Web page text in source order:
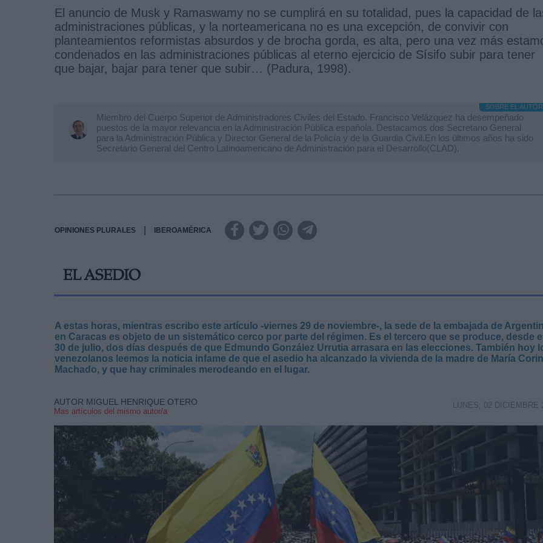
El anuncio de Musk y Ramaswamy no se cumplirá en su totalidad, pues la capacidad de
administraciones públicas, y la norteamericana no es una excepción, de convivir con
planteamientos reformistas absurdos y de brocha gorda, es alta, pero una vez más
condenados en las administraciones públicas al eterno ejercicio de Sísifo subir para tener
que bajar, bajar para tener que subir… (Padura, 1998).
SOBRE EL AUTOR
Miembro del Cuerpo Superior de Administradores Civiles del Estado. Francisco Velázquez ha desempeñado
puestos de la mayor relevancia en la Administración Pública española. Destacamos dos Secretario General
para la Administración Pública y Director General de la Policía y de la Guardia Civil.En los últimos años ha sido
Secretario General del Centro Latinoamericano de Administración para el Desarrollo(CLAD).
OPINIONES PLURALES IBEROAMÉRICA
EL ASEDIO
A estas horas, mientras escribo este artículo -viernes 29 de noviembre-, la sede de la embajada de
en Caracas es objeto de un sistemático cerco por parte del régimen. Es el tercero que se produce, desde
30 de julio, dos días después de que Edmundo González Urrutia arrasara en las elecciones. También hoy
venezolanos leemos la noticia infame de que el asedio ha alcanzado la vivienda de la madre de María
Machado, y que hay criminales merodeando en el lugar.
AUTOR MIGUEL HENRIQUE OTERO
Mas artículos del mismo autor/a
LUNES, 02 DICIEMBRE